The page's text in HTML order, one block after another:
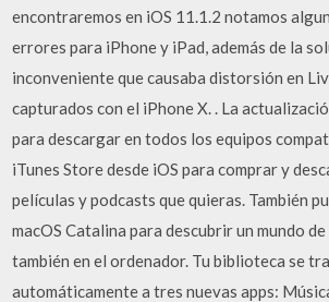
encontraremos en iOS 11.1.2 notamos
errores para iPhone y iPad, además de la
inconveniente que causaba distorsión en
capturados con el iPhone X. . La
para descargar en todos los equipos
iTunes Store desde iOS para comprar y
películas y podcasts que quieras. También
macOS Catalina para descubrir un mundo
también en el ordenador. Tu biblioteca se
automáticamente a tres nuevas apps: